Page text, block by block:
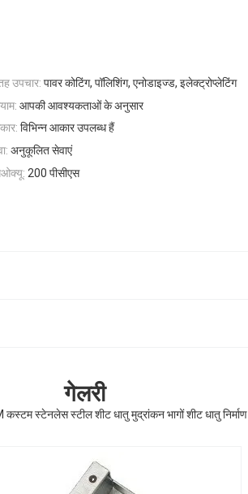
उपचार: पावर कोटिंग, पॉलिशिंग, एनोडाइज्ड, इलेक्ट्रोप्लेटिंग
आपकी आवश्यकताओं के अनुसार
विभिन्न आकार उपलब्ध हैं
अनुकूलित सेवाएं
200 पीसीएस
गेलरी
कस्टम स्टेनलेस स्टील शीट धातु मुद्रांकन भागों शीट धातु निर्माण